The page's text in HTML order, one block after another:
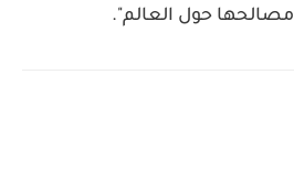
حول العالم".